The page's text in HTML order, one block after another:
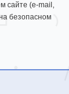
сайте (e-mail,
безопасном